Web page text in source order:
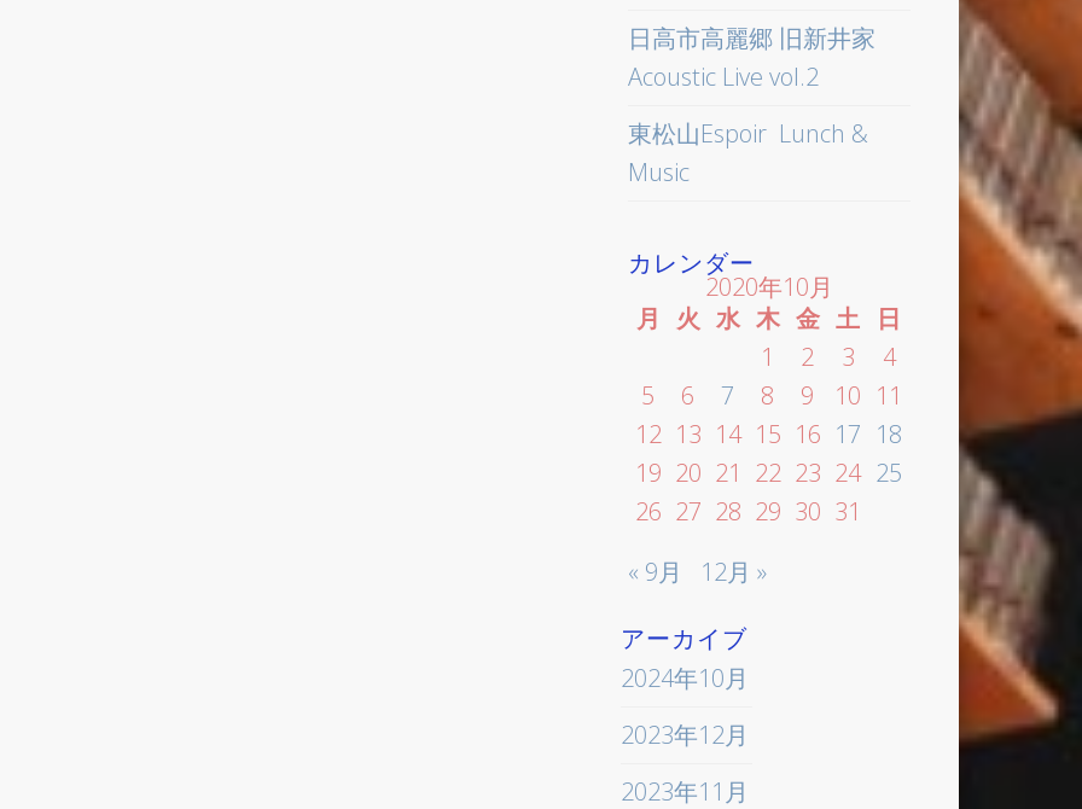
日高市高麗郷 旧新井家
Acoustic Live vol.2
東松山Espoir Lunch &
Music
カレンダー
2020年10月
月
火 水 木 金 土
日
1
2 3
4
5
6 7 8 9 10 11
12 13 14 15 16 17 18
19 20 21 22 23 24 25
26 27 28 29 30 31
« 9月
12月 »
アーカイブ
2024年10月
2023年12月
2023年11月